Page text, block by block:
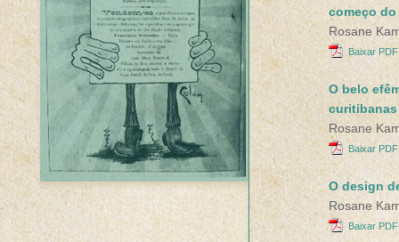
começo do
Rosane
Baixar
O belo
curitibanas
Rosane
Baixar
O design
Rosane
Baixar